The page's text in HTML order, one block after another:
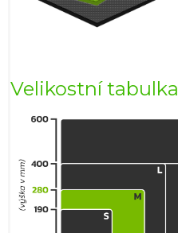
Velikostní tabulka